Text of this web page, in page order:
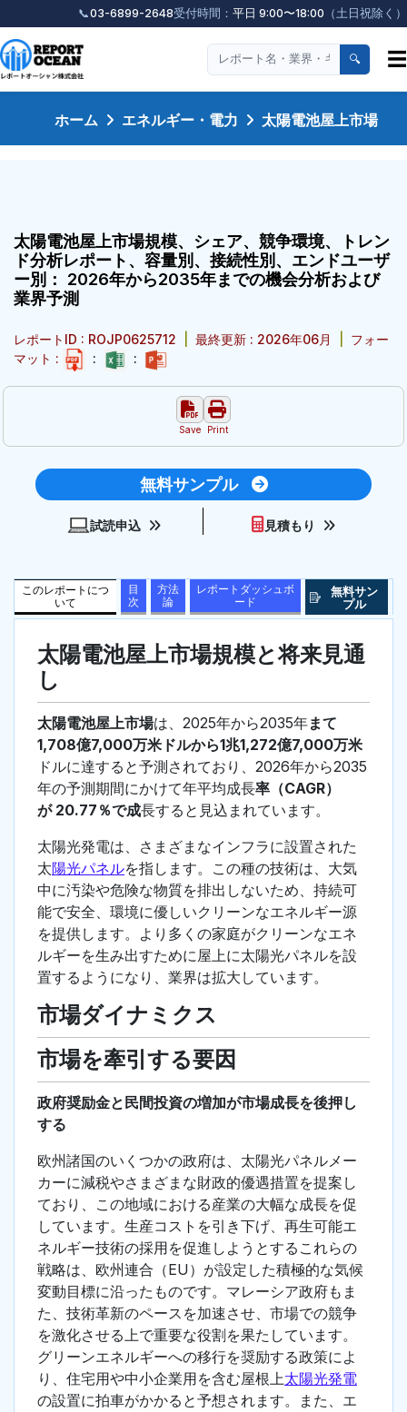
📞03-6899-2648受付時間： 平日 9:00〜18:00 （土日祝除く）
🔍 ☰
ホーム エネルギー・電力 太陽電池屋上市場
太陽電池屋上市場規模、シェア、競争環境、トレン
ド分析レポート、容量別、接続性別、エンドユーザ
ー別： 2026年から2035年までの機会分析および
業界予測
レポートID : ROJP0625712 最終更新 : 2026年06月
フォー
マット :
: :
Save Print
無料サンプル
試読申込 見積もり
このレポートにつ
いて
目
次
方法
論
レポートダッシュボ
ード
無料サン
プル
太陽電池屋上市場規模と将来見通
し
太陽電池屋上市場は、2025年から2035年まて
1,708億7,000万米ドルから1兆1,272億7,000万米
ドルに達すると予測されており、2026年から2035
年の予測期間にかけて年平均成長率（CAGR）
が 20.77％で成長すると見込まれています。
太陽光発電は、さまざまなインフラに設置された
太陽光パネルを指します。この種の技術は、大気
中に汚染や危険な物質を排出しないため、持続可
能で安全、環境に優しいクリーンなエネルギー源
を提供します。より多くの家庭がクリーンなエネ
ルギーを生み出すために屋上に太陽光パネルを設
置するようになり、業界は拡大しています。
市場ダイナミクス
市場を牽引する要因
政府奨励金と民間投資の増加が市場成長を後押し
する
欧州諸国のいくつかの政府は、太陽光パネルメー
カーに減税やさまざまな財政的優遇措置を提案し
ており、この地域における産業の大幅な成長を促
しています。生産コストを引き下げ、再生可能エ
ネルギー技術の採用を促進しようとするこれらの
戦略は、欧州連合（EU）が設定した積極的な気候
変動目標に沿ったものです。マレーシア政府もま
た、技術革新のペースを加速させ、市場での競争
を激化させる上で重要な役割を果たしています。
グリーンエネルギーへの移行を奨励する政策によ
り、住宅用や中小企業用を含む屋根上太陽光発電
の設置に拍車がかかると予想されます。また、エ